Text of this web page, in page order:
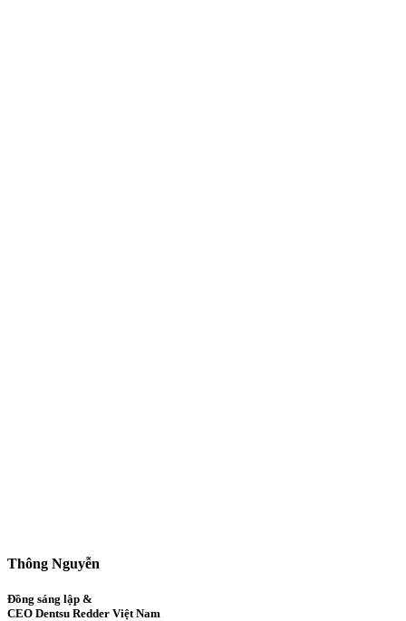
Thông Nguyễn
Đồng sáng lập &
CEO Dentsu Redder Việt Nam